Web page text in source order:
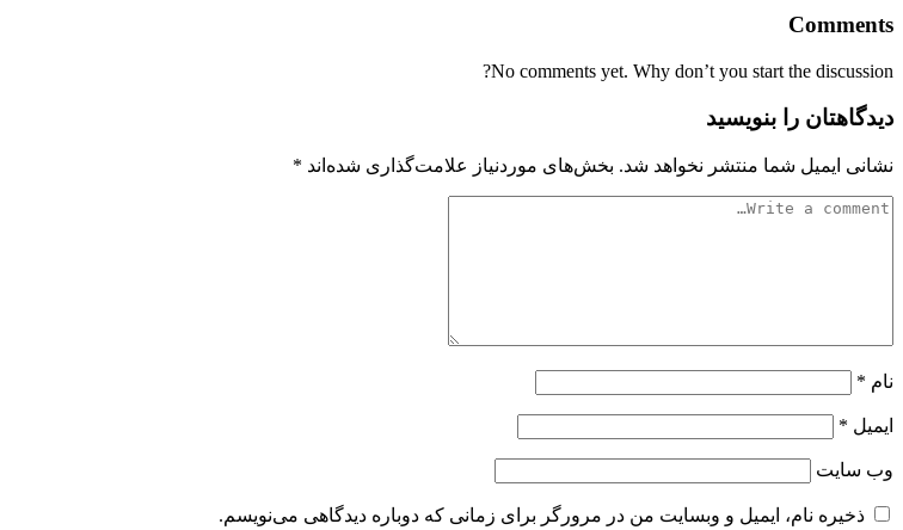
Comments
No comments yet. Why don’t you start the discussion?
دیدگاهتان را بنویسید
نشانی ایمیل شما منتشر نخواهد شد. بخش‌های موردنیاز علامت‌گذاری شده‌اند *
نام *
ایمیل *
وب‌ سایت
ذخیره نام، ایمیل و وبسایت من در مرورگر برای زمانی که دوباره دیدگاهی می‌نویسم.